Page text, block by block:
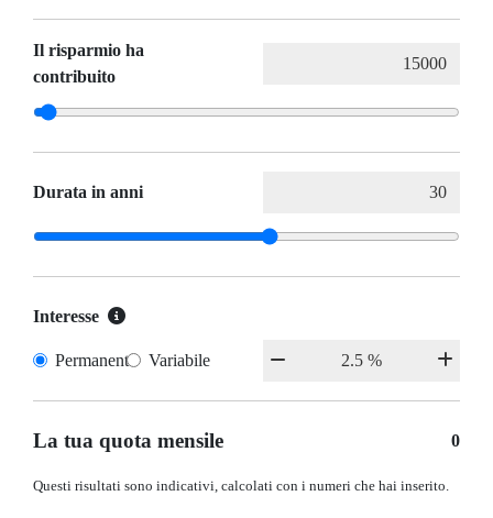
Il risparmio ha
contribuito
Durata in anni
Interesse
Permanente Variabile
La tua quota mensile 0
Questi risultati sono indicativi, calcolati con i numeri che hai inserito.